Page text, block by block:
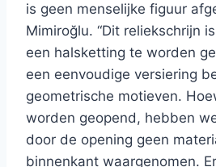
is geen menselijke figuur
Mimiroğlu. “Dit reliekschrijn
een halsketting te worden
een eenvoudige versiering
geometrische motieven.
worden geopend, hebben
door de opening geen
binnenkant waargenomen.